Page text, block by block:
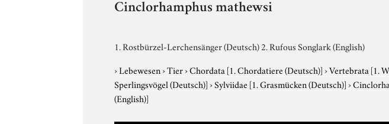
Cinclorhamphus mathewsi
1. Rostbürzel-Lerchensänger (Deutsch) 2. Rufous Songlark (English)
›Lebewesen›Tier›Chordata [1. Chordatiere (Deutsch)]›Vertebrata [1.
Sperlingsvögel (Deutsch)]›Sylviidae [1. Grasmücken (Deutsch)]›
(English)]